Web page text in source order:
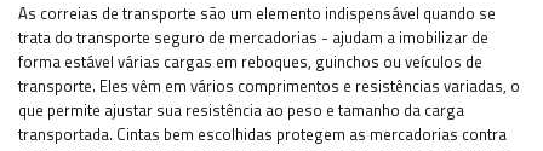
As correias de transporte são um elemento indispensável quando se
trata do transporte seguro de mercadorias - ajudam a imobilizar de
forma estável várias cargas em reboques, guinchos ou veículos de
transporte. Eles vêm em vários comprimentos e resistências variadas, o
que permite ajustar sua resistência ao peso e tamanho da carga
transportada. Cintas bem escolhidas protegem as mercadorias contra